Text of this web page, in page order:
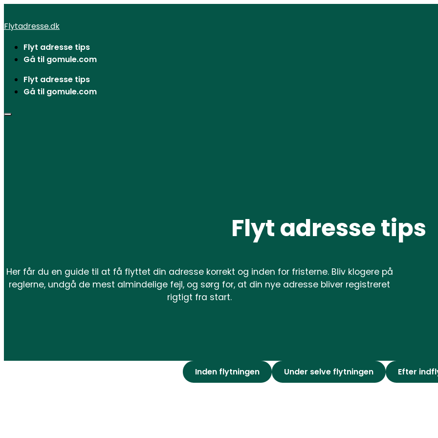
til
indhold
Flytadresse.dk
Flyt adresse tips
Gå til gomule.com
Flyt adresse tips
Gå til gomule.com
Flyt adresse tips
Her får du en guide til at få flyttet din adresse korrekt og inden for fristerne. Bliv klogere på
reglerne, undgå de mest almindelige fejl, og sørg for, at din nye adresse bliver registreret
rigtigt fra start.
Inden flytningen Under selve flytningen Efter